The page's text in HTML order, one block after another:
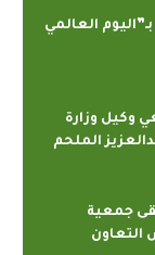
العالمي
وكيل وزارة
الملحم
جمعية
التعاون